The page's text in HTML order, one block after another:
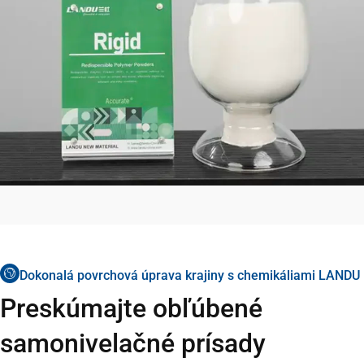
Dokonalá povrchová úprava krajiny s chemikáliami LANDU
Preskúmajte obľúbené
samonivelačné prísady